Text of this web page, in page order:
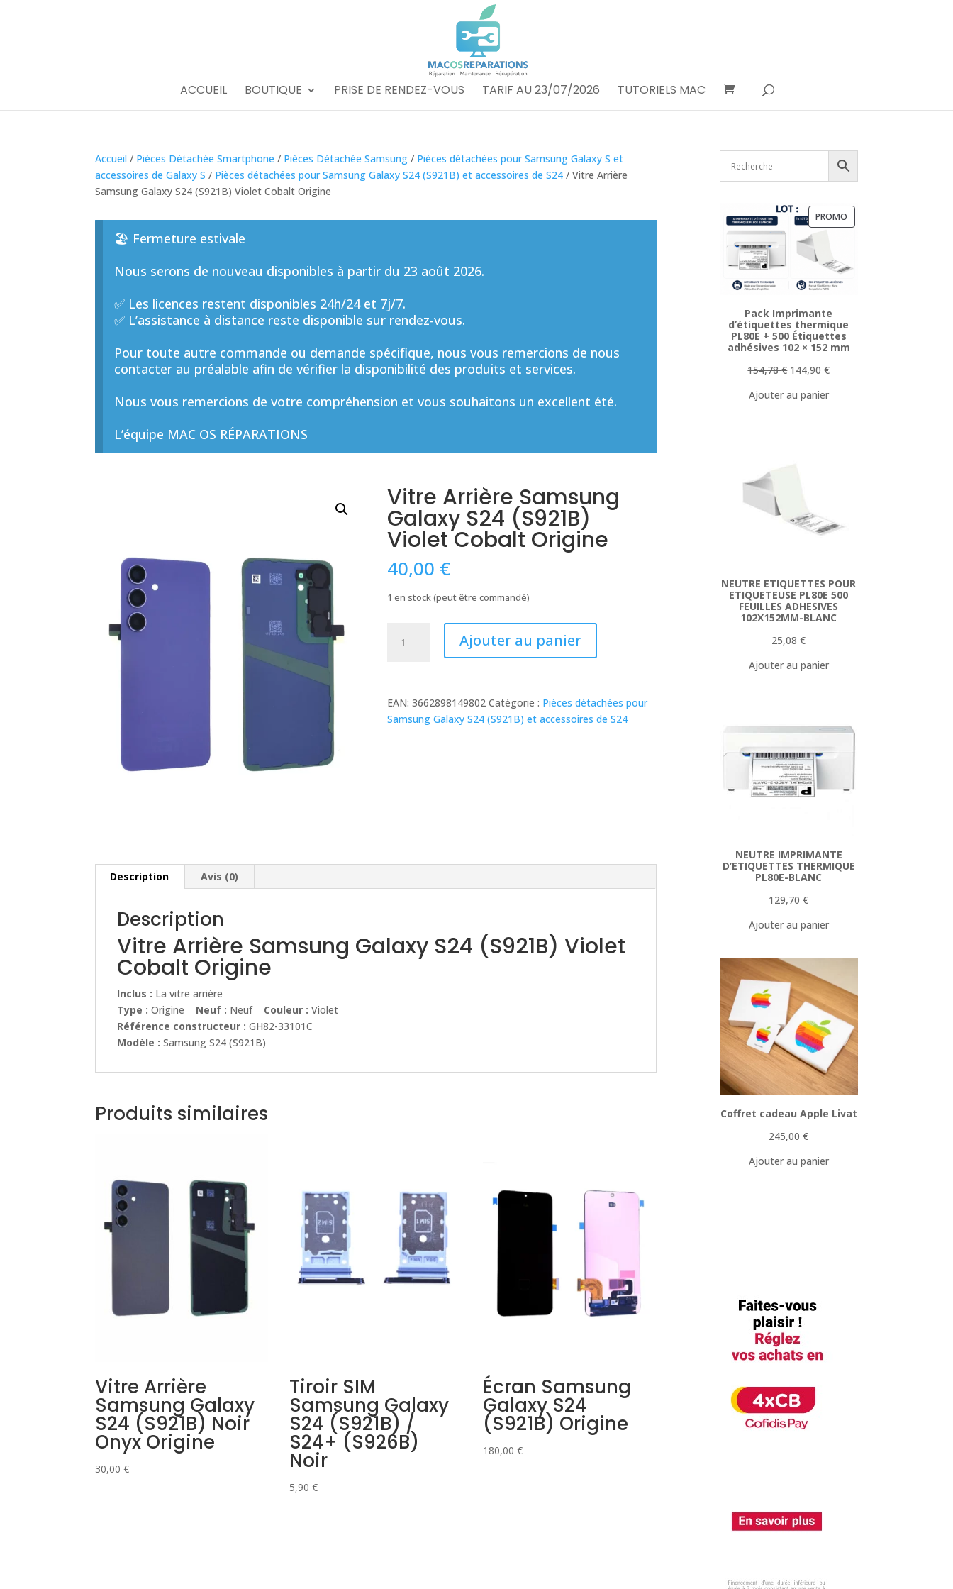
ACCUEIL BOUTIQUE PRISE DE RENDEZ-VOUS TARIF AU 23/07/2026 TUTORIELS MAC
Accueil / Pièces Détachée Smartphone / Pièces Détachée Samsung / Pièces détachées pour Samsung Galaxy S et
accessoires de Galaxy S / Pièces détachées pour Samsung Galaxy S24 (S921B) et accessoires de S24 / Vitre Arrière
Samsung Galaxy S24 (S921B) Violet Cobalt Origine
🏖️ Fermeture estivale
Nous serons de nouveau disponibles à partir du 23 août 2026.
✅ Les licences restent disponibles 24h/24 et 7j/7.
✅ L’assistance à distance reste disponible sur rendez-vous.
Pour toute autre commande ou demande spécifique, nous vous remercions de nous
contacter au préalable afin de vérifier la disponibilité des produits et services.
Nous vous remercions de votre compréhension et vous souhaitons un excellent été.
L’équipe MAC OS RÉPARATIONS
Vitre Arrière Samsung
Galaxy S24 (S921B)
Violet Cobalt Origine
40,00 €
1 en stock (peut être commandé)
Ajouter au panier
EAN:3662898149802 Catégorie : Pièces détachées pour
Samsung Galaxy S24 (S921B) et accessoires de S24
Description Avis (0)
Description
Vitre Arrière Samsung Galaxy S24 (S921B) Violet
Cobalt Origine
Inclus : La vitre arrière
Type : Origine Neuf : Neuf Couleur : Violet
Référence constructeur :GH82-33101C
Modèle : Samsung S24 (S921B)
Produits similaires
Vitre Arrière
Samsung Galaxy
S24 (S921B) Noir
Onyx Origine
30,00€
Tiroir SIM
Samsung Galaxy
S24 (S921B) /
S24+ (S926B)
Noir
5,90 €
Écran Samsung
Galaxy S24
(S921B) Origine
180,00€
PROMO
Pack Imprimante
d’étiquettes thermique
PL80E + 500 Étiquettes
adhésives 102 × 152 mm
154,78€ Le
initial
144,90€Le
Ajouter au panier
NEUTRE ETIQUETTES POUR
ETIQUETEUSE PL80E 500
FEUILLES ADHESIVES
102X152MM-BLANC
25,08€
Ajouter au panier
NEUTRE IMPRIMANTE
D’ETIQUETTES THERMIQUE
PL80E-BLANC
129,70€
Ajouter au panier
Coffret cadeau Apple Livat
245,00€
Ajouter au panier